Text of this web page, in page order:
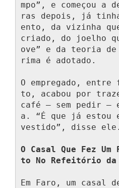
mpo”, e começou a
ras depois, já
ento, da vizinha
criado, do joelho
ove” e da teoria
rima é adotado.
O empregado, entre
to, acabou por
café — sem pedir —
a. “É que já estou
vestido”, disse ele.
O Casal Que Fez Um
to No Refeitório da
Em Faro, um casal